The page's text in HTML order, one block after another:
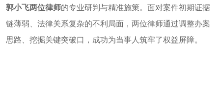
郭小飞两位律师的专业研判与精准施策。面对案件初期证据
链薄弱、法律关系复杂的不利局面，两位律师通过调整办案
思路、挖掘关键突破口，成功为当事人筑牢了权益屏障。